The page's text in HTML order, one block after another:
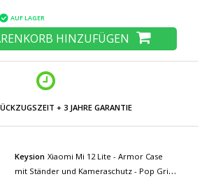
AUF LAGER
HINZUFÜGEN
+ 3 JAHRE GARANTIE
Keysion Xiaomi Mi 12 Lite - Armor Case
mit Ständer und Kameraschutz - Pop Grip